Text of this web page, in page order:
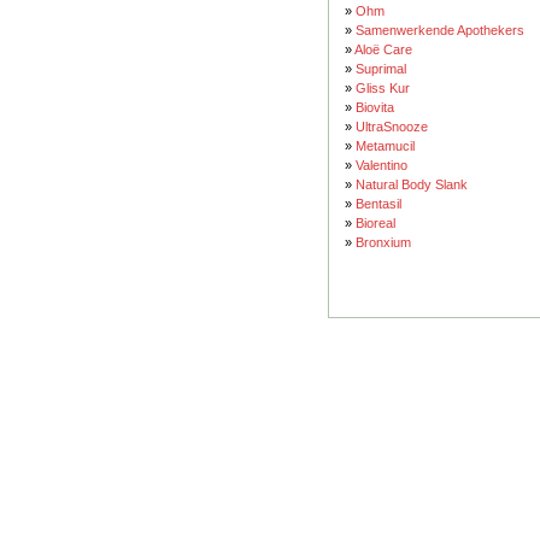
» Ohm
» Samenwerkende Apothekers
»Aloë Care
» Suprimal
» Gliss Kur
» Biovita
» UltraSnooze
» Metamucil
» Valentino
» Natural Body Slank
» Bentasil
» Bioreal
» Bronxium